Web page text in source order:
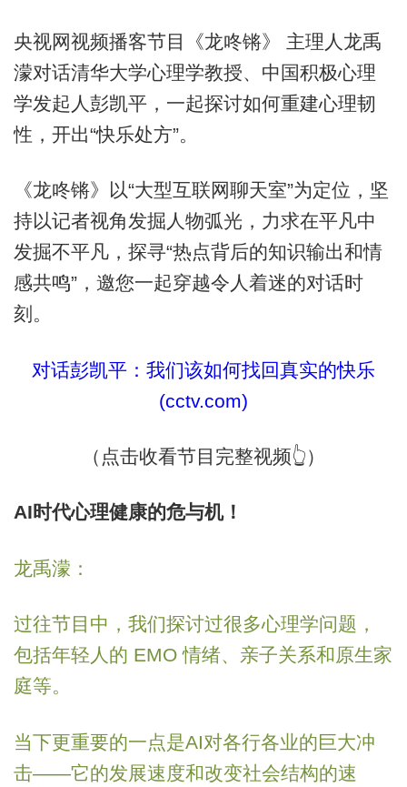
央视网视频播客节目《龙咚锵》 主理人龙禹
濛对话清华大学心理学教授、中国积极心理
学发起人彭凯平，一起探讨如何重建心理韧
性，开出“快乐处方”。
《龙咚锵》以“大型互联网聊天室”为定位，坚
持以记者视角发掘人物弧光，力求在平凡中
发掘不平凡，探寻“热点背后的知识输出和情
感共鸣”，邀您一起穿越令人着迷的对话时
刻。
对话彭凯平：我们该如何找回真实的快乐
(cctv.com)
（点击收看节目完整视频👆）
AI时代心理健康的危与机！
龙禹濛：
过往节目中，我们探讨过很多心理学问题，
包括年轻人的 EMO 情绪、亲子关系和原生家
庭等。
当下更重要的一点是AI对各行各业的巨大冲
击——它的发展速度和改变社会结构的速